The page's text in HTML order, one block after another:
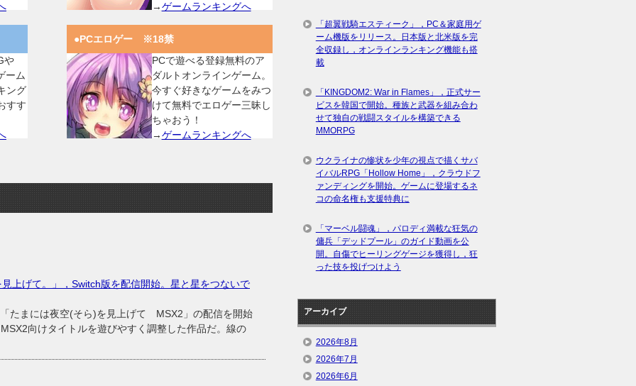
→ゲームランキングへ
や
ーム
ング
すす
●PCエロゲー ※18禁
PCで遊べる登録無料のア
ダルトオンラインゲーム。
今すぐ好きなゲームをみつ
けて無料でエロゲー三昧し
ちゃおう！
→ゲームランキングへ
上げて。」，Switch版を配信開始。星と星をつないで
たまには夜空(そら)を見上げて MSX2」の配信を開始
向けタイトルを遊びやすく調整した作品だ。線の
「超翼戦騎エスティーク」，PC＆家庭用ゲ
ーム機版をリリース。日本版と北米版を完
全収録し，オンラインランキング機能も搭
載
「KINGDOM2: War in Flames」，正式サー
ビスを韓国で開始。種族と武器を組み合わ
せて独自の戦闘スタイルを構築できる
MMORPG
ウクライナの惨状を少年の視点で描くサバ
イバルRPG「Hollow Home」，クラウドフ
ァンディングを開始。ゲームに登場するネ
コの命名権も支援特典に
「マーベル闘魂」，パロディ満載な狂気の
傭兵「デッドプール」のガイド動画を公
開。自傷でヒーリングゲージを獲得し，狂
った技を投げつけよう
アーカイブ
2026年8月
2026年7月
2026年6月